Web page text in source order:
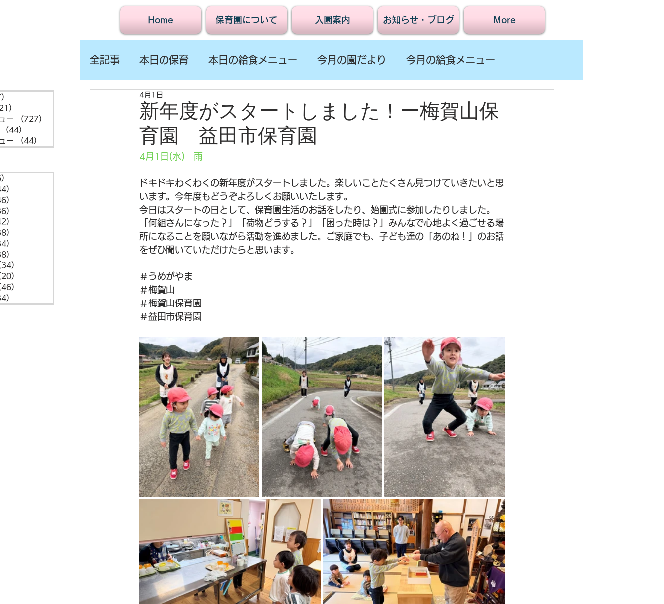
Home 保育園について 入園案内 お知らせ・ブログ More
）
ー
（727）
（44）
ー
（44）
）
）
）
）
）
）
）
）
）
）
）
全記事 本日の保育 本日の給食メニュー 今月の園だより 今月の給食メニュー
新年度がスタートしました！ー梅賀山保
育園 益田市保育園
4月1日
4月1日(水)　雨
ドキドキわくわくの新年度がスタートしました。楽しいことたくさん見つけていきたいと思
います。今年度もどうぞよろしくお願いいたします。
今日はスタートの日として、保育園生活のお話をしたり、始園式に参加したりしました。
「何組さんになった？」「荷物どうする？」「困った時は？」みんなで心地よく過ごせる場
所になることを願いながら活動を進めました。ご家庭でも、子ども達の「あのね！」のお話
をぜひ聞いていただけたらと思います。
＃うめがやま
＃梅賀山
＃梅賀山保育園
＃益田市保育園